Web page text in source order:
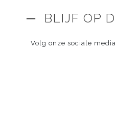
─ BLIJF OP
Volg onze sociale